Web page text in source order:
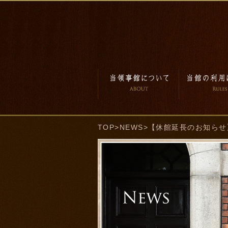
TOP>NEWS>【休館延長のお知らせ